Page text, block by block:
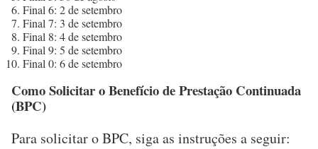
Final 6: 2 de setembro
Final 7: 3 de setembro
Final 8: 4 de setembro
Final 9: 5 de setembro
Final 0: 6 de setembro
Como Solicitar o Benefício de Prestação Continuada
(BPC)
Para solicitar o BPC, siga as instruções a seguir: